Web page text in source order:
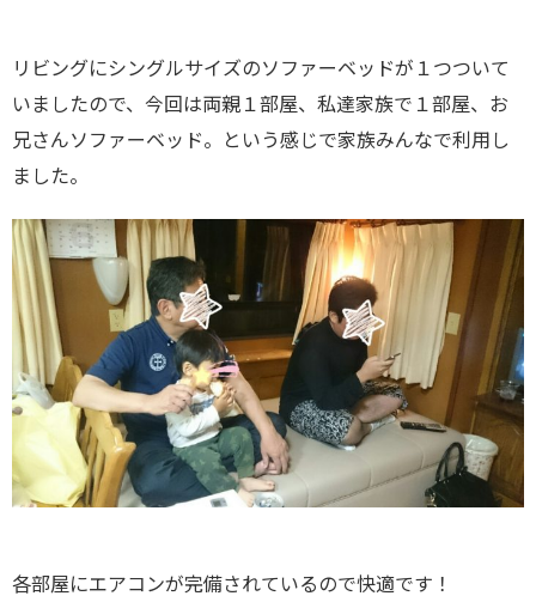
リビングにシングルサイズのソファーベッドが１つついて
いましたので、今回は両親１部屋、私達家族で１部屋、お
兄さんソファーベッド。という感じで家族みんなで利用し
ました。
各部屋にエアコンが完備されているので快適です！